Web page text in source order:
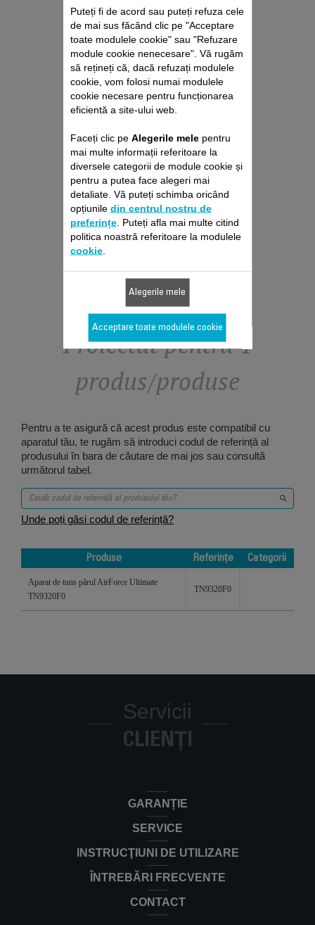
CUȚIT CS-00144452
Lame care taie excepțional.
Stoc disponibil.
72,80 RON
Adaugă în coş
Proiectat pentru 1
produs/produse
Pentru a te asigură că acest produs este compatibil cu
aparatul tău, te rugăm să introduci codul de referință al
produsului în bara de căutare de mai jos sau consultă
următorul tabel.
Unde poți găsi codul de referință?
Produse Referințe
Categorii
Aparat de tuns părul AirForce Ultimate
TN9320F0
TN9320F0
Servicii
CLIENȚI
GARANȚIE
SERVICE
INSTRUCŢIUNI DE UTILIZARE
ÎNTREBĂRI FRECVENTE
CONTACT
Puteți fi de acord sau puteți refuza cele
de mai sus făcând clic pe "Acceptare
toate modulele cookie" sau "Refuzare
module cookie nenecesare". Vă rugăm
să rețineți că, dacă refuzați modulele
cookie, vom folosi numai modulele
cookie necesare pentru funcționarea
eficientă a site-ului web.
Faceți clic pe Alegerile melepentru
mai multe informații referitoare la
diversele categorii de module cookie și
pentru a putea face alegeri mai
detaliate. Vă puteți schimba oricând
opțiunile din centrul nostru de
preferințe. Puteți afla mai multe citind
politica noastră referitoare la modulele
cookie.
Alegerile mele
Acceptare toate modulele cookie